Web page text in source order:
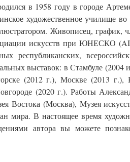
в 1958 году в городе
художественное училище во
Живописец, график,
искусств при ЮНЕСКО
республиканских,
выставок: в Стамбуле (2004
(2012 г.), Москве (2013 г.),
(2020 г.). Работы
Востока (Москва), Музея
мира. В настоящее время
автора вы можете